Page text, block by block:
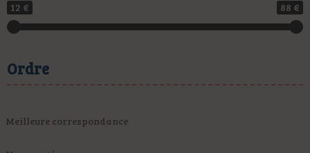
12 € 88 €
Ordre
Meilleure correspondance